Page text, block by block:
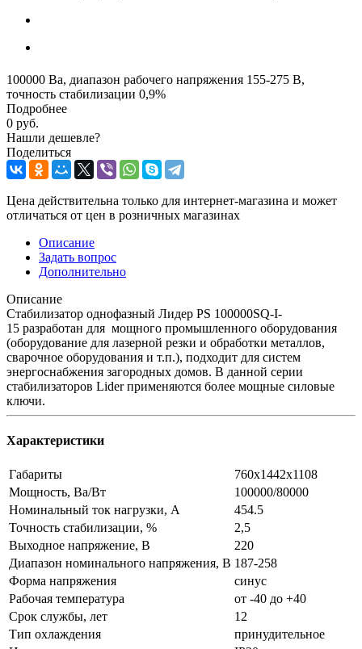
100000 Ва, диапазон рабочего напряжения 155-275 В,
точность стабилизации 0,9%
Подробнее
0 руб.
Нашли дешевле?
Поделиться
Цена действительна только для интернет-магазина и может
отличаться от цен в розничных магазинах
Описание
Задать вопрос
Дополнительно
Описание
Стабилизатор однофазный Лидер PS 100000SQ-I-
15 разработан для мощного промышленного оборудования
(оборудование для лазерной резки и обработки металлов,
сварочное оборудования и т.п.), подходит для систем
энергоснабжения загородных домов. В данной серии
стабилизаторов Lider применяются более мощные силовые
ключи.
Характеристики
Габариты
760х1442х1108
Мощность, Ва/Вт
100000/80000
Номинальный ток нагрузки, А
454.5
Точность стабилизации, %
2,5
Выходное напряжение, В
220
Диапазон номинального напряжения, В 187-258
Форма напряжения
синус
Рабочая температура
от -40 до +40
Срок службы, лет
12
Тип охлаждения
принудительное